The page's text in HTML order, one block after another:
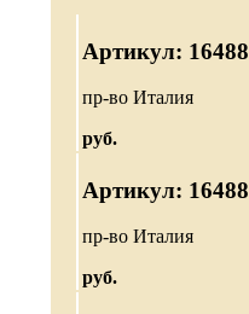
Артикул: 16488
пр-во Италия
руб.
Артикул: 16488
пр-во Италия
руб.